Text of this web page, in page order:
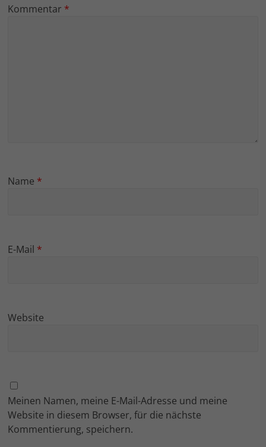
Kommentar *
Name *
E-Mail *
Website
Meinen Namen, meine E-Mail-Adresse und meine
Website in diesem Browser, für die nächste
Kommentierung, speichern.